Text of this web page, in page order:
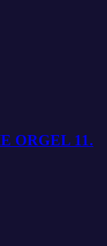
ORGEL 11.